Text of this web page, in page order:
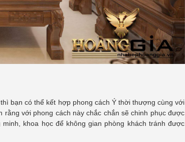
bạn có thể kết hợp phong cách Ý thời thượng cùng với
với phong cách này chắc chắn sẽ chinh phục được
khoa học để không gian phòng khách tránh được